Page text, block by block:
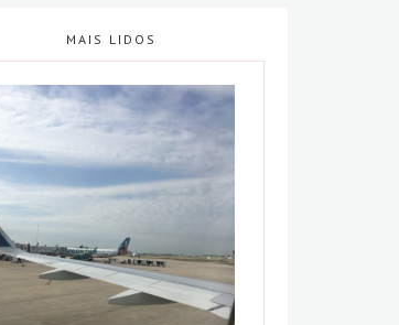
MAIS LIDOS